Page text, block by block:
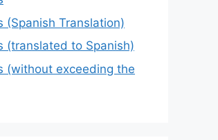
(Spanish Translation)
(translated to Spanish)
(without exceeding the